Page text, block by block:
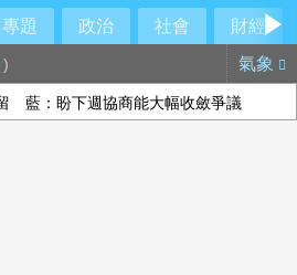
專題 政治 社會
財經
) 氣象
藍：盼下週協商能大幅收斂爭議